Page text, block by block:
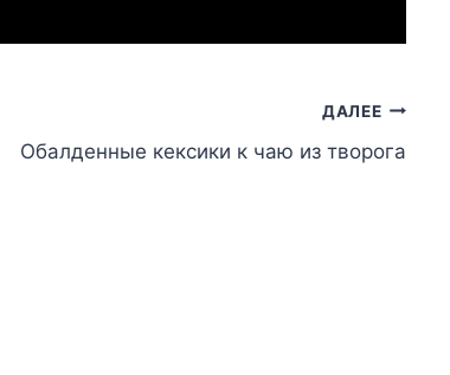
ДАЛЕЕ
Обалденные кексики к чаю из творога